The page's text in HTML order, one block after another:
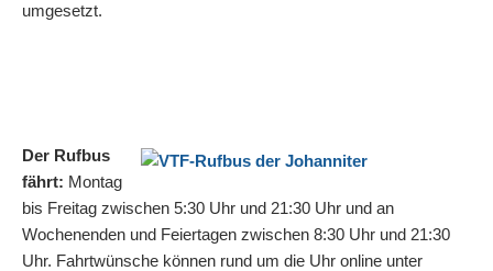
umgesetzt.
Der Rufbus
fährt: Montag
bis Freitag zwischen 5:30 Uhr und 21:30 Uhr und an
Wochenenden und Feiertagen zwischen 8:30 Uhr und 21:30
Uhr. Fahrtwünsche können rund um die Uhr online unter